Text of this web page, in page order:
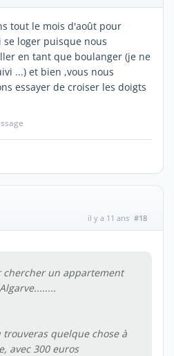
tout le mois d'août pour
loger puisque nous
en tant que boulanger (je ne
...) et bien ,vous nous
essayer de croiser les doigts
il y a 11 ans #18
chercher un appartement
trouveras quelque chose à
avec 300 euros